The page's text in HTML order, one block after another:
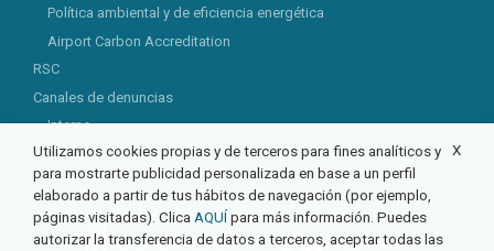
Política ambiental y de eficiencia energética
Airport Carbon Accreditation
RSC
Canales de denuncias
Interno
Externo
X
Utilizamos cookies propias y de terceros para fines analíticos y
para mostrarte publicidad personalizada en base a un perfil
elaborado a partir de tus hábitos de navegación (por ejemplo,
páginas visitadas). Clica AQUÍ para más información. Puedes
autorizar la transferencia de datos a terceros, aceptar todas las